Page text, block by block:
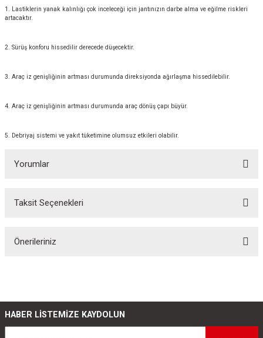
1. Lastiklerin yanak kalınlığı çok inceleceği için jantınızın darbe alma ve eğilme riskleri
artacaktır.
2. Sürüş konforu hissedilir derecede düşecektir.
3. Araç iz genişliğinin artması durumunda direksiyonda ağırlaşma hissedilebilir.
4. Araç iz genişliğinin artması durumunda araç dönüş çapı büyür.
5. Debriyaj sistemi ve yakıt tüketimine olumsuz etkileri olabilir.
Yorumlar
Bu ürüne ilk yorumu siz yapın!
Taksit Seçenekleri
Önerileriniz
Görüş ve önerileriniz için teşekkür ederiz.
HABER LİSTEMİZE KAYDOLUN